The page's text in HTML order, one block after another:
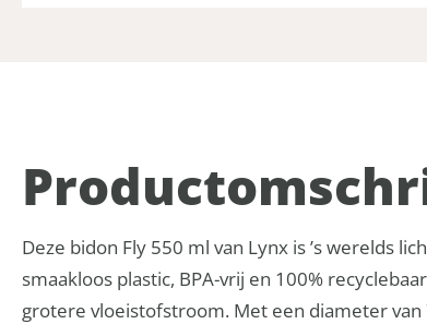
Deze bidon Fly 550 ml van Lynx is ’s werelds
smaakloos plastic, BPA-vrij en 100%
grotere vloeistofstroom. Met een diameter